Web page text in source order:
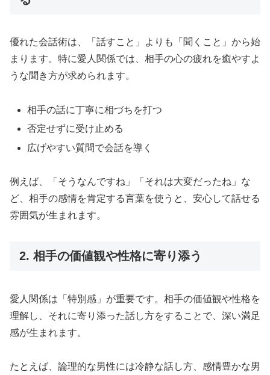
優れた会話術は、「話すこと」よりも「聞くこと」から始
まります。特に愛人関係では、相手の心の疲れを癒やすよ
うな聞き方が求められます。
相手の話に丁寧に相づちを打つ
否定せずに受け止める
広げやすい質問で会話を導く
例えば、「そうなんですね」「それは大変だったね」な
ど、相手の感情を肯定する言葉を使うと、安心して話せる
雰囲気が生まれます。
2. 相手の価値観や性格に寄り添う
愛人関係は「特別感」が重要です。相手の価値観や性格を
理解し、それに寄り添った話し方をすることで、深い満足
感が生まれます。
たとえば、論理的な男性には冷静な話し方、感情豊かな男